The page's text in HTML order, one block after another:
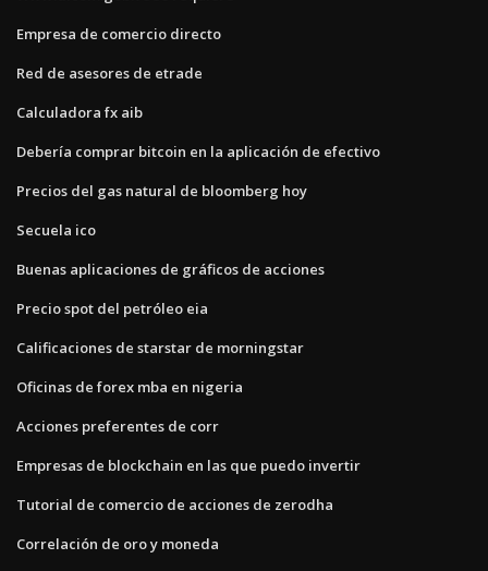
Empresa de comercio directo
Red de asesores de etrade
Calculadora fx aib
Debería comprar bitcoin en la aplicación de efectivo
Precios del gas natural de bloomberg hoy
Secuela ico
Buenas aplicaciones de gráficos de acciones
Precio spot del petróleo eia
Calificaciones de starstar de morningstar
Oficinas de forex mba en nigeria
Acciones preferentes de corr
Empresas de blockchain en las que puedo invertir
Tutorial de comercio de acciones de zerodha
Correlación de oro y moneda